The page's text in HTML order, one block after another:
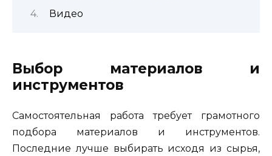
Видео
Выбор материалов и
инструментов
Самостоятельная работа требует грамотного
подбора материалов и инструментов.
Последние лучше выбирать исходя из сырья,